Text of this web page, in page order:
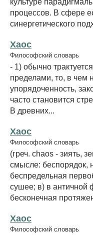
процессов. В сфере
синергетического
Хаос
Философский словарь
- 1) обычно
пределами, то, в чем
упорядоченность,
часто становится
В древних...
Хаос
Философский словарь
(греч. chaos - зиять,
смысле: беспорядок,
беспредельная
сушее; в) в
бесконечная
Хаос
Философский словарь